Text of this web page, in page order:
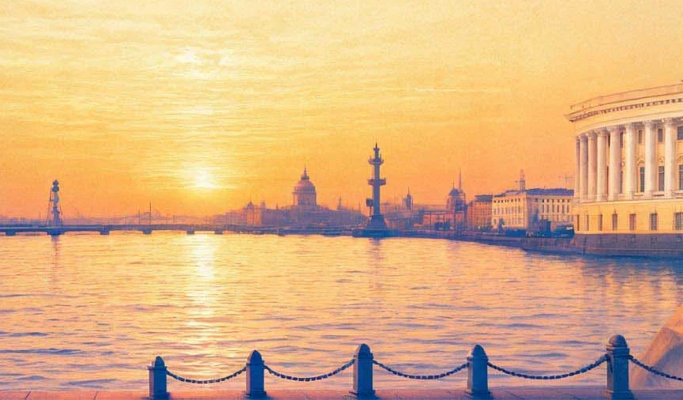
светоловлю бабочек. Ни одна не пострадает